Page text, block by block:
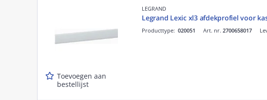
Toevoegen aan
bestellijst
LEGRAND
Legrand Lexic xl3 afdekprofiel voor
Art. nr. 2700658017
Producttype: 020051